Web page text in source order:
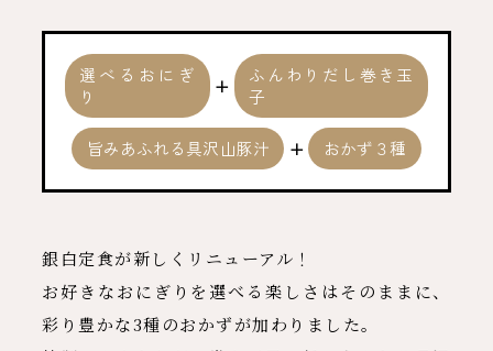
選べるおにぎ
り
+
ふんわりだし巻き玉
子
旨みあふれる具沢山豚汁 + おかず３種
銀白定食が新しくリニューアル！
お好きなおにぎりを選べる楽しさはそのままに、
彩り豊かな3種のおかずが加わりました。